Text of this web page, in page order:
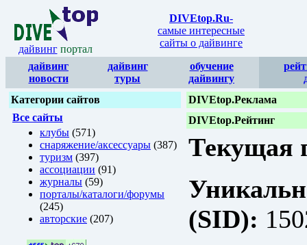
дайвинг портал
DIVEtop.Ru-
самые интересные
сайты о дайвинге
дайвинг
новости
дайвинг
туры
обучение
дайвингу
Категории сайтов
Все сайты
клубы (571)
снаряжение/аксессуары (387)
туризм (397)
ассоциации (91)
журналы (59)
порталы/каталоги/форумы
(245)
авторские (207)
DIVEtop.Реклама
DIVEtop.Рейтинг
Текущая
(SID):